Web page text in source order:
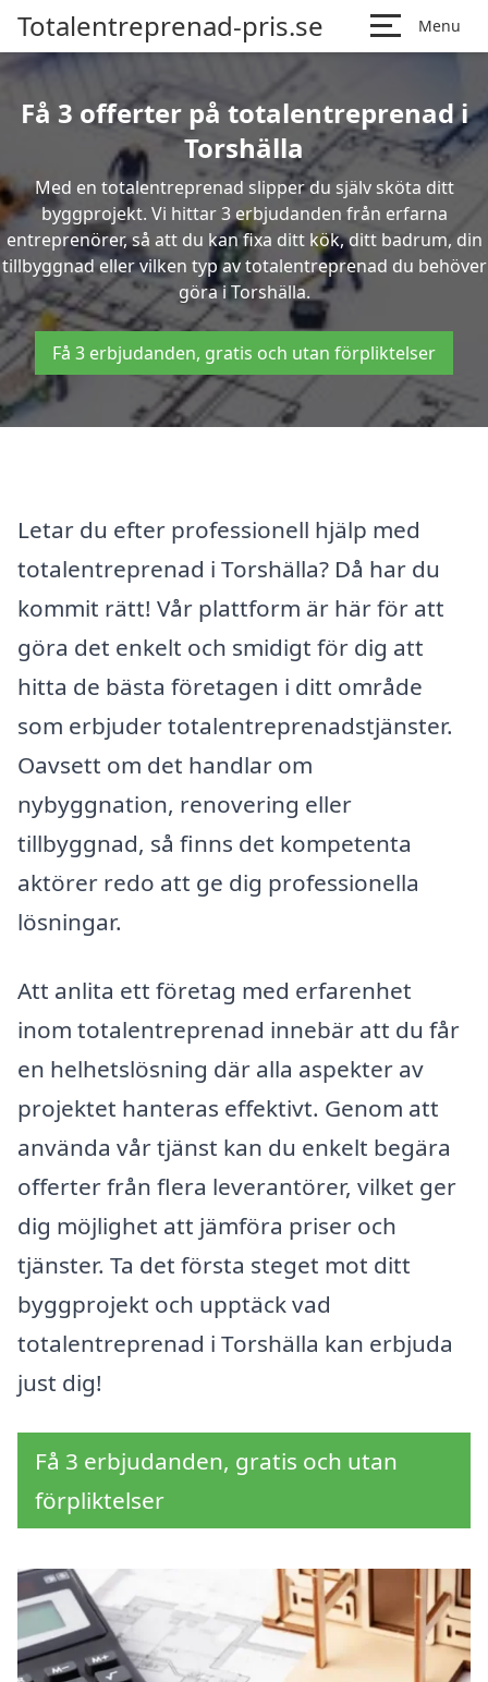
Totalentreprenad-pris.se Menu
Få 3 offerter på totalentreprenad i
Torshälla
Med en totalentreprenad slipper du själv sköta ditt
byggprojekt. Vi hittar 3 erbjudanden från erfarna
entreprenörer, så att du kan fixa ditt kök, ditt badrum, din
tillbyggnad eller vilken typ av totalentreprenad du behöver
göra i Torshälla.
Få 3 erbjudanden, gratis och utan förpliktelser
Letar du efter professionell hjälp med
totalentreprenad i Torshälla? Då har du
kommit rätt! Vår plattform är här för att
göra det enkelt och smidigt för dig att
hitta de bästa företagen i ditt område
som erbjuder totalentreprenadstjänster.
Oavsett om det handlar om
nybyggnation, renovering eller
tillbyggnad, så finns det kompetenta
aktörer redo att ge dig professionella
lösningar.
Att anlita ett företag med erfarenhet
inom totalentreprenad innebär att du får
en helhetslösning där alla aspekter av
projektet hanteras effektivt. Genom att
använda vår tjänst kan du enkelt begära
offerter från flera leverantörer, vilket ger
dig möjlighet att jämföra priser och
tjänster. Ta det första steget mot ditt
byggprojekt och upptäck vad
totalentreprenad i Torshälla kan erbjuda
just dig!
Få 3 erbjudanden, gratis och utan
förpliktelser